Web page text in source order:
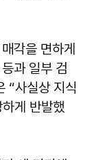
각을 면하게
과 일부 검
“사실상 지식
게 반발했